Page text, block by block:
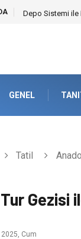
Akrilik Boyama
GENEL
Tatil
Gezisi
Cum